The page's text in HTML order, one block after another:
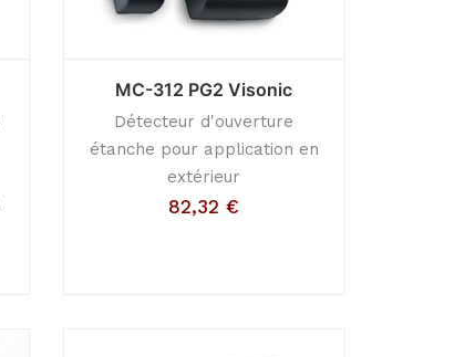
MC-312 PG2 Visonic
Détecteur d'ouverture
étanche pour application en
extérieur
82,32 €